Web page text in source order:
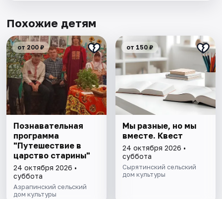
Похожие детям
от 200 ₽
Познавательная
программа
"Путешествие в
царство старины"
24 октября 2026 •
суббота
Азрапинский сельский
дом культуры
от 150 ₽
Мы разные, но мы
вместе. Квест
24 октября 2026 •
суббота
Сырятинский сельский
дом культуры